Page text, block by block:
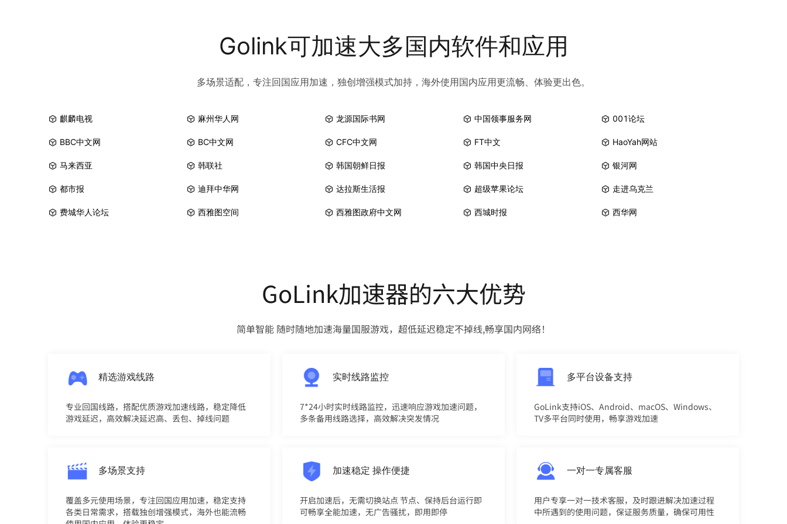
Golink可加速大多国内软件和应用
多场景适配，专注回国应用加速，独创增强模式加持，海外使用国内应用更流畅、体验更出色。
麒麟电视 麻州华人网 龙源国际书网 中国领事服务网 001论坛
BBC中文网 BC中文网 CFC中文网 FT中文 HaoYah网站
马来西亚 韩联社 韩国朝鲜日报 韩国中央日报 银河网
都市报 迪拜中华网 达拉斯生活报 超级苹果论坛 走进乌克兰
费城华人论坛 西雅图空间 西雅图政府中文网 西城时报 西华网
GoLink加速器的六大优势
简单智能 随时随地加速海量国服游戏，超低延迟稳定不掉线,畅享国内网络！
精选游戏线路
专业回国线路，搭配优质游戏加速线路，稳定降低
游戏延迟，高效解决延迟高、丢包、掉线问题
实时线路监控
7*24小时实时线路监控，迅速响应游戏加速问题，
多条备用线路选择，高效解决突发情况
多平台设备支持
GoLink支持iOS、Android、macOS、Windows、
TV多平台同时使用，畅享游戏加速
多场景支持
覆盖多元使用场景，专注回国应用加速，稳定支持
各类日常需求，搭载独创增强模式，海外也能流畅
加速稳定 操作便捷
开启加速后，无需切换站点 节点、保持后台运行即
可畅享全能加速，无广告骚扰，即用即停
一对一专属客服
用户专享一对一技术客服，及时跟进解决加速过程
中所遇到的使用问题，保证服务质量，确保可用性